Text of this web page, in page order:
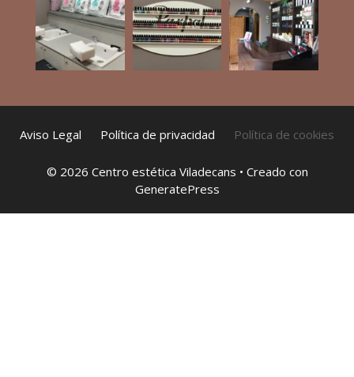
Aviso Legal Política de privacidad Política de cookies
© 2026 Centro estética Viladecans • Creado con
GeneratePress